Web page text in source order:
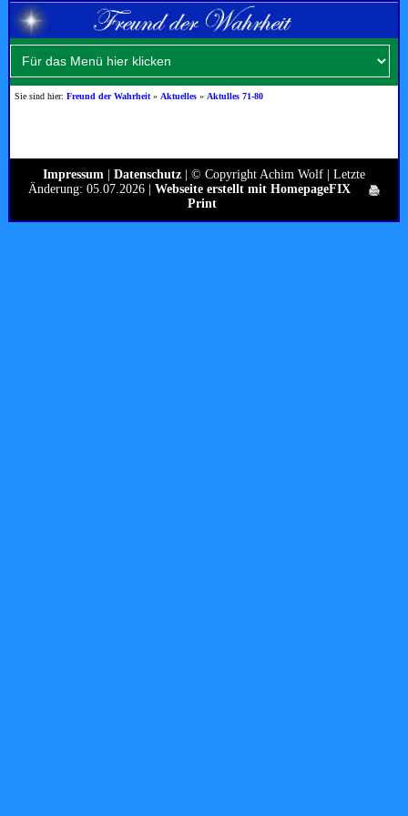
Sie sind hier:Freund der Wahrheit » Aktuelles » Aktulles 71-80
Impressum Datenschutz | © Copyright Achim Wolf | Letzte
Änderung: 05.07.2026 | Webseite erstellt mit HomepageFIX
Print